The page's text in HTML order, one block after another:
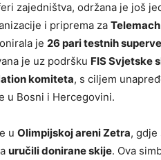
zajedništva, održana je još
i priprema za
je 26 pari testnih
je uz podršku FIS Svjetske
komiteta, s ciljem
u Bosni i Hercegovini.
u Olimpijskoj areni Zetra, gdje
uručili donirane skije. Ova